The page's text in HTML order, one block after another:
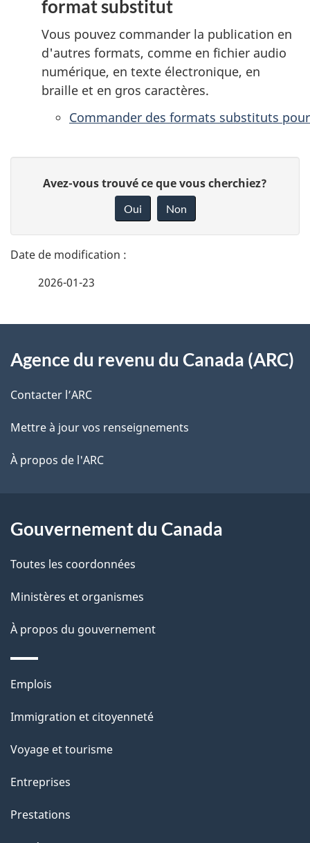
format substitut
Vous pouvez commander la publication en
d'autres formats, comme en fichier audio
numérique, en texte électronique, en
braille et en gros caractères.
Commander des formats substituts
t
a
l
s
l
a
a
g
e
n
o
t
r
e
é
t
a
t
i
n
s
r
c
t
t
p
Avez-vous trouvé ce que vous cherchiez?
Oui Non
2026-01-23
propos
de
ce
site
Agence du revenu du Canada (ARC)
Contacter l’ARC
Mettre à jour vos renseignements
À propos de l'ARC
Gouvernement du Canada
Toutes les coordonnées
Ministères et organismes
À propos du gouvernement
Thèmes
sujets
Emplois
Immigration et citoyenneté
Voyage et tourisme
Entreprises
Prestations